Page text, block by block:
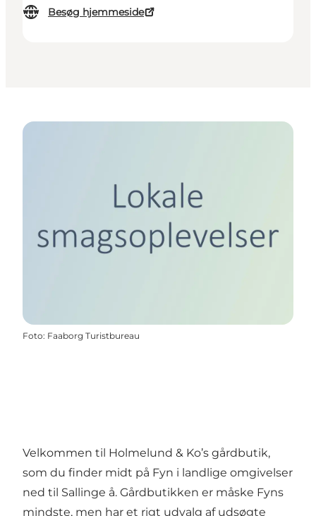
Besøg hjemmeside
Foto: Faaborg Turistbureau
Velkommen til Holmelund & Ko’s gårdbutik,
som du finder midt på Fyn i landlige omgivelser
ned til Sallinge å. Gårdbutikken er måske Fyns
mindste, men har et rigt udvalg af udsøgte